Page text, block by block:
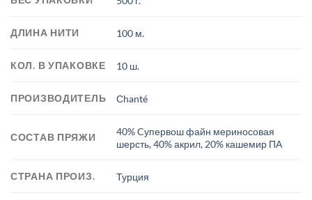
ДЛИНА НИТИ 100 м.
КОЛ. В УПАКОВКЕ 10 ш.
ПРОИЗВОДИТЕЛЬ Сhanté
СОСТАВ ПРЯЖИ
40% Cупервош файн мериносовая
шерсть, 40% акрил, 20% кашемир ПА
СТРАНА ПРОИЗ. Турция